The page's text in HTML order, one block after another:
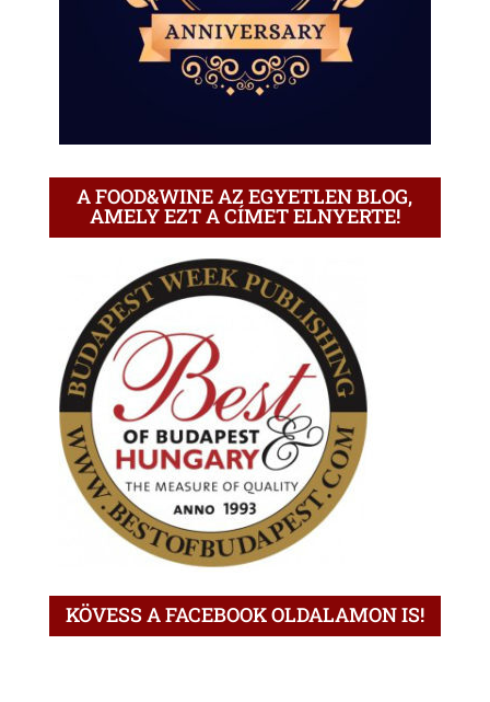
A FOOD&WINE AZ EGYETLEN BLOG,
AMELY EZT A CÍMET ELNYERTE!
KÖVESS A FACEBOOK OLDALAMON IS!